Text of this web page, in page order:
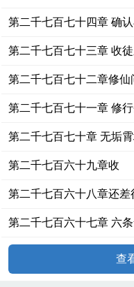
第二千七百七十四章 确
第二千七百七十三章 收
第二千七百七十二章修仙
第二千七百七十一章 修
第二千七百七十章 无垢
第二千七百六十九章收
第二千七百六十八章还差
第二千七百六十七章 六
查